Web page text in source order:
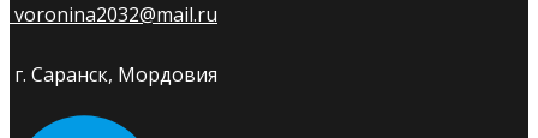
voronina2032@mail.ru
г. Саранск, Мордовия